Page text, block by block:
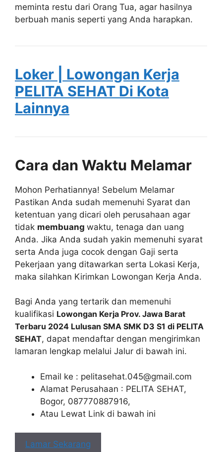
meminta restu dari Orang Tua, agar hasilnya
berbuah manis seperti yang Anda harapkan.
Loker | Lowongan Kerja
PELITA SEHAT Di Kota
Lainnya
Cara dan Waktu Melamar
Mohon Perhatiannya! Sebelum Melamar
Pastikan Anda sudah memenuhi Syarat dan
ketentuan yang dicari oleh perusahaan agar
tidak membuang waktu, tenaga dan uang
Anda. Jika Anda sudah yakin memenuhi syarat
serta Anda juga cocok dengan Gaji serta
Pekerjaan yang ditawarkan serta Lokasi Kerja,
maka silahkan Kirimkan Lowongan Kerja Anda.
Bagi Anda yang tertarik dan memenuhi
kualifikasi Lowongan Kerja Prov. Jawa Barat
Terbaru 2024 Lulusan SMA SMK D3 S1 di PELITA
SEHAT, dapat mendaftar dengan mengirimkan
lamaran lengkap melalui Jalur di bawah ini.
Email ke : pelitasehat.045@gmail.com
Alamat Perusahaan : PELITA SEHAT,
Bogor, 087770887916,
Atau Lewat Link di bawah ini
Lamar Sekarang